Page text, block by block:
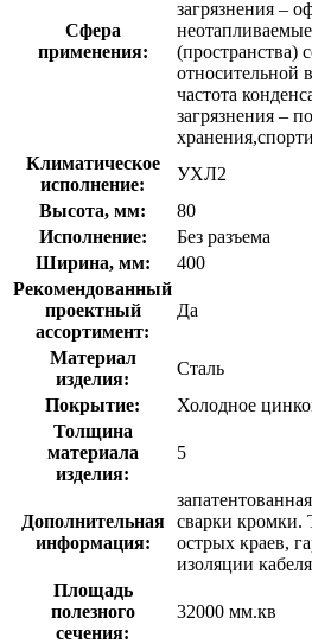
Сфера
применения:
загрязнения –
(пространства)
относительной
частота
загрязнения –
Климатическое
исполнение:
УХЛ2
Высота, мм:
80
Исполнение:
Без разъема
Ширина, мм:
400
Рекомендованный
проектный
ассортимент:
Да
Материал
изделия:
Сталь
Покрытие:
Холодное
Толщина
материала
изделия:
5
Дополнительная
информация:
сварки кромки.
острых краев,
изоляции
Площадь
полезного
сечения:
32000 мм.кв